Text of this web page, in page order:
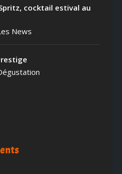
cocktail estival au
News